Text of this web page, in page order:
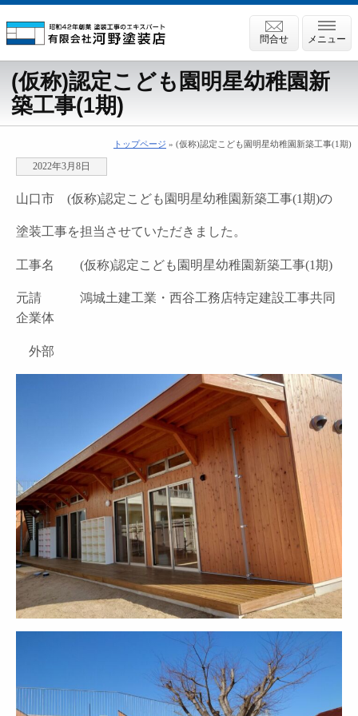
メニュー
問合せ
(仮称)認定こども園明星幼稚園新
築工事(1期)
トップページ » (仮称)認定こども園明星幼稚園新築工事(1期)
2022年3月8日
山口市 (仮称)認定こども園明星幼稚園新築工事(1期)の
塗装工事を担当させていただきました。
工事名 (仮称)認定こども園明星幼稚園新築工事(1期)
元請 鴻城土建工業・西谷工務店特定建設工事共同
企業体
外部